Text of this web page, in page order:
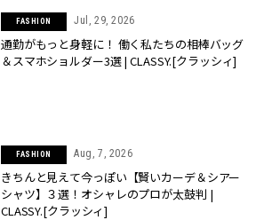
FASHION Jul, 29, 2026
通勤がもっと身軽に！ 働く私たちの相棒バッグ
＆スマホショルダー3選 | CLASSY.[クラッシィ]
FASHION Aug, 7, 2026
きちんと見えて今っぽい【賢いカーデ＆シアー
シャツ】３選！オシャレのプロが太鼓判 |
CLASSY.[クラッシィ]